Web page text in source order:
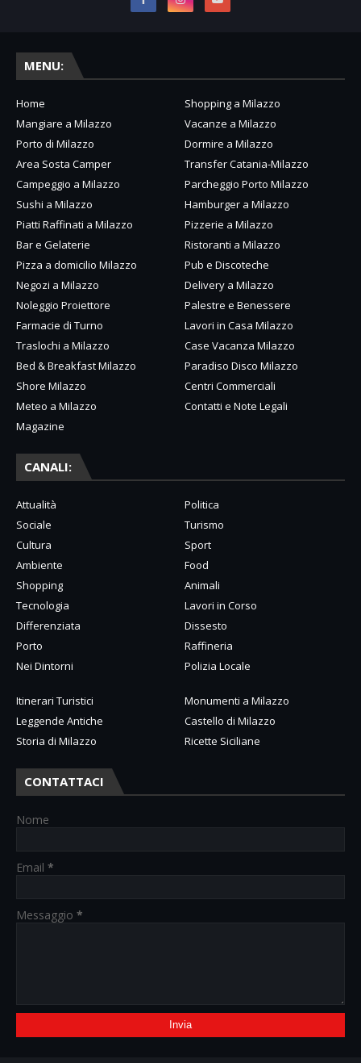
MENU:
Home
Shopping a Milazzo
Mangiare a Milazzo
Vacanze a Milazzo
Porto di Milazzo
Dormire a Milazzo
Area Sosta Camper
Transfer Catania-Milazzo
Campeggio a Milazzo
Parcheggio Porto Milazzo
Sushi a Milazzo
Hamburger a Milazzo
Piatti Raffinati a Milazzo
Pizzerie a Milazzo
Bar e Gelaterie
Ristoranti a Milazzo
Pizza a domicilio Milazzo
Pub e Discoteche
Negozi a Milazzo
Delivery a Milazzo
Noleggio Proiettore
Palestre e Benessere
Farmacie di Turno
Lavori in Casa Milazzo
Traslochi a Milazzo
Case Vacanza Milazzo
Bed & Breakfast Milazzo
Paradiso Disco Milazzo
Shore Milazzo
Centri Commerciali
Meteo a Milazzo
Contatti e Note Legali
Magazine
CANALI:
Attualità
Politica
Sociale
Turismo
Cultura
Sport
Ambiente
Food
Shopping
Animali
Tecnologia
Lavori in Corso
Differenziata
Dissesto
Porto
Raffineria
Nei Dintorni
Polizia Locale
Itinerari Turistici
Monumenti a Milazzo
Leggende Antiche
Castello di Milazzo
Storia di Milazzo
Ricette Siciliane
CONTATTACI
Nome
Email *
Messaggio *